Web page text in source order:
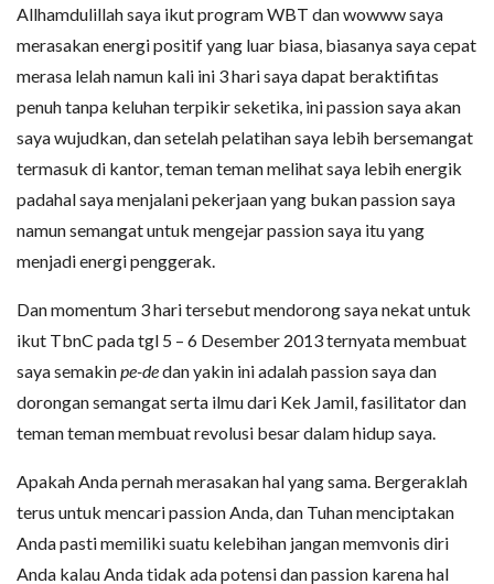
Allhamdulillah saya ikut program WBT dan wowww saya
merasakan energi positif yang luar biasa, biasanya saya cepat
merasa lelah namun kali ini 3 hari saya dapat beraktifitas
penuh tanpa keluhan terpikir seketika, ini passion saya akan
saya wujudkan, dan setelah pelatihan saya lebih bersemangat
termasuk di kantor, teman teman melihat saya lebih energik
padahal saya menjalani pekerjaan yang bukan passion saya
namun semangat untuk mengejar passion saya itu yang
menjadi energi penggerak.
Dan momentum 3 hari tersebut mendorong saya nekat untuk
ikut TbnC pada tgl 5 – 6 Desember 2013 ternyata membuat
saya semakinpe-dedan yakin ini adalah passion saya dan
dorongan semangat serta ilmu dari Kek Jamil, fasilitator dan
teman teman membuat revolusi besar dalam hidup saya.
Apakah Anda pernah merasakan hal yang sama. Bergeraklah
terus untuk mencari passion Anda, dan Tuhan menciptakan
Anda pasti memiliki suatu kelebihan jangan memvonis diri
Anda kalau Anda tidak ada potensi dan passion karena hal